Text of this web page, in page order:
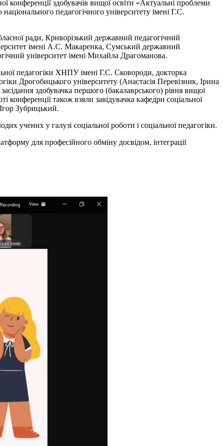
конференції здобувачів вищої освіти «Актуальні проблеми
педагогічного університету імені Г.С.
ради, Криворізький державний педагогічний
імені А.С. Макаренка, Сумський державний
університет імені Михайла Драгоманова.
педагогіки ХНПУ імені Г.С. Сковороди, докторка
Дрогобицького університету (Анастасія Перевізник, Ірина
здобувачка першого (бакалаврського) рівня вищої
також взяли завідувачка кафедри соціальної
Зубрицький.
учених у галузі соціальної роботи і соціальної педагогіки.
для професійного обміну досвідом, інтеграції